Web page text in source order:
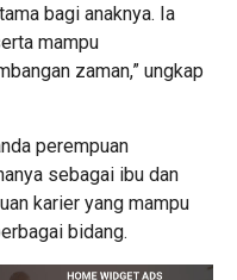
bagi anaknya. Ia
mampu
zaman,” ungkap
perempuan
sebagai ibu dan
karier yang mampu
bidang.